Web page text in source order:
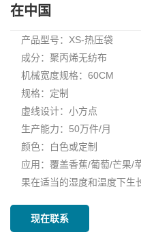
在中国
产品型号：XS-热压袋
成分：聚丙烯无纺布
机械宽度规格：60CM
规格：定制
虚线设计：小方点
生产能力：50万件/月
颜色：白色或定制
应用：覆盖香蕉/葡萄/芒果/
果在适当的湿度和温度下生
现在联系